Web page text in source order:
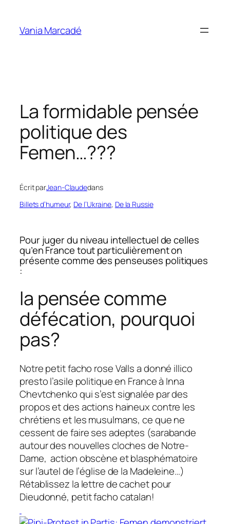
contenu
Vania Marcadé
La formidable pensée
politique des
Femen…???
Écrit parJean-Claudedans
Billets d’humeur, De l’Ukraine, De la Russie
Pour juger du niveau intellectuel de celles
qu’en France tout particulièrement on
présente comme des penseuses politiques
:
la pensée comme
défécation, pourquoi
pas?
Notre petit facho rose Valls a donné illico
presto l’asile politique en France à Inna
Chevtchenko qui s’est signalée par des
propos et des actions haineux contre les
chrétiens et les musulmans, ce que ne
cessent de faire ses adeptes (sarabande
autour des nouvelles cloches de Notre-
Dame, action obscène et blasphématoire
sur l’autel de l’église de la Madeleine…)
Rétablissez la lettre de cachet pour
Dieudonné, petit facho catalan!